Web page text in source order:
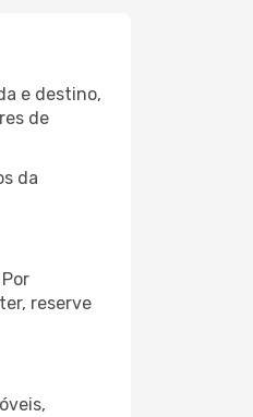
e destino,
de
da
reserve